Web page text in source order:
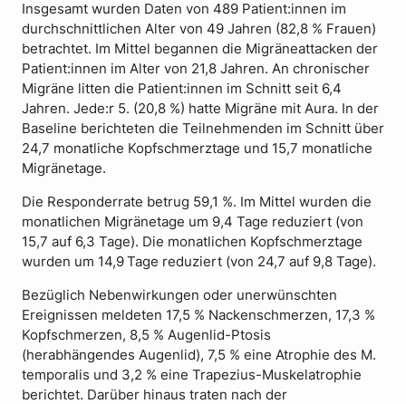
Insgesamt wurden Daten von 489 Patient:innen im
durchschnittlichen Alter von 49 Jahren (82,8 % Frauen)
betrachtet. Im Mittel begannen die Migräneattacken der
Patient:innen im Alter von 21,8 Jahren. An chronischer
Migräne litten die Patient:innen im Schnitt seit 6,4
Jahren. Jede:r 5. (20,8 %) hatte Migräne mit Aura. In der
Baseline berichteten die Teilnehmenden im Schnitt über
24,7 monatliche Kopfschmerztage und 15,7 monatliche
Migränetage.
Die Responderrate betrug 59,1 %. Im Mittel wurden die
monatlichen Migränetage um 9,4 Tage reduziert (von
15,7 auf 6,3 Tage). Die monatlichen Kopfschmerztage
wurden um 14,9 Tage reduziert (von 24,7 auf 9,8 Tage).
Bezüglich Nebenwirkungen oder unerwünschten
Ereignissen meldeten 17,5 % Nackenschmerzen, 17,3 %
Kopfschmerzen, 8,5 % Augenlid-Ptosis
(herabhängendes Augenlid), 7,5 % eine Atrophie des M.
temporalis und 3,2 % eine Trapezius-Muskelatrophie
berichtet. Darüber hinaus traten nach der